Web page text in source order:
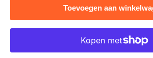
Toevoegen aan